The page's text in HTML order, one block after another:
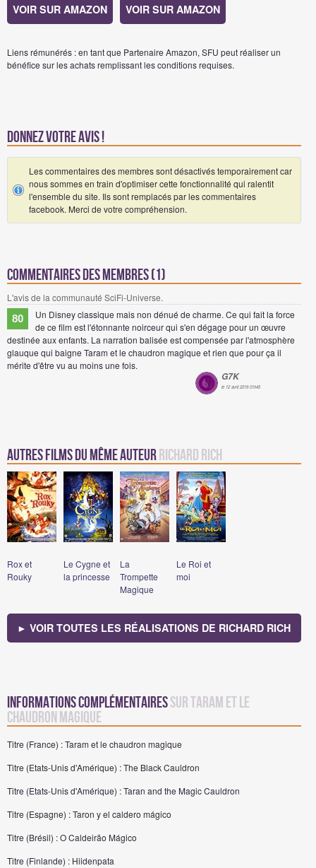
VOIR SUR AMAZON VOIR SUR AMAZON
Liens rémunérés : en tant que Partenaire Amazon, SFU peut réaliser un
bénéfice sur les achats remplissant les conditions requises.
Donnez votre avis !
Les commentaires des membres sont désactivés temporairement car
nous sommes en train d'optimiser cette fonctionnalité qui ralentit
l'ensemble du site. Ils sont remplacés par les commentaires
facebook. Merci de votre compréhension.
Commentaires des membres (1)
L'avis de la communauté SciFi-Universe.
80
Un Disney classique mais non dénué de charme. Ce qui fait la force
de ce film est l'étonnante noirceur qui s'en dégage pour un œuvre
destinée aux enfants. La narration balisée est compensée par l'atmosphère
glauque qui baigne Taram et le chaudron magique et rien que pour ça il
mérite d'être vu au moins une fois.
G7K
le 12 avril 2019 01h45
Autres Films du même auteurRichard Rich
Rox et
Rouky
Le Cygne et
la princesse
La
Trompette
Magique
Le Roi et
moi
► VOIR TOUTES LES RÉALISATIONS DE RICHARD RICH
Informations complémentairessur Taram et le
chaudron magique
Titre (France) : Taram et le chaudron magique
Titre (Etats-Unis d'Amérique) : The Black Cauldron
Titre (Etats-Unis d'Amérique) : Taran and the Magic Cauldron
Titre (Espagne) : Taron y el caldero mágico
Titre (Brésil) : O Caldeirão Mágico
Titre (Finlande) : Hiidenpata